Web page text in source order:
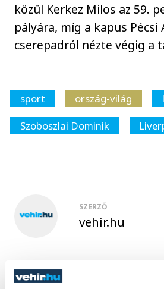
közül Kerkez Milos az 59.
pályára, míg a kapus Pécsi
cserepadról nézte végig a
sport ország-világ
Szoboszlai Dominik
SZERZŐ
vehir.hu